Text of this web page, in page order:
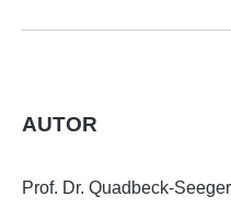
AUTOR
Prof. Dr. Quadbeck-Seeger